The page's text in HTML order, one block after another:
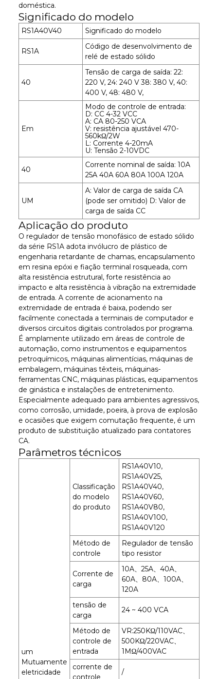
doméstica.
Significado do modelo
RS1A40V40 Significado do modelo
RS1A
Código de desenvolvimento de
relé de estado sólido
40
Tensão de carga de saída: 22:
220 V, 24: 240 V 38: 380 V, 40:
400 V, 48: 480 V,
Em
Modo de controle de entrada:
D: CC 4-32 VCC
A: CA 80-250 VCA
V: resistência ajustável 470-
560kΩ/2W
L: Corrente 4-20mA
U: Tensão 2-10VDC
40
Corrente nominal de saída: 10A
25A 40A 60A 80A 100A 120A
UM
A: Valor de carga de saída CA
(pode ser omitido) D: Valor de
carga de saída CC
Aplicação do produto
O regulador de tensão monofásico de estado sólido
da série RS1A adota invólucro de plástico de
engenharia retardante de chamas, encapsulamento
em resina epóxi e fiação terminal rosqueada, com
alta resistência estrutural, forte resistência ao
impacto e alta resistência à vibração na extremidade
de entrada. A corrente de acionamento na
extremidade de entrada é baixa, podendo ser
facilmente conectada a terminais de computador e
diversos circuitos digitais controlados por programa.
É amplamente utilizado em áreas de controle de
automação, como instrumentos e equipamentos
petroquímicos, máquinas alimentícias, máquinas de
embalagem, máquinas têxteis, máquinas-
ferramentas CNC, máquinas plásticas, equipamentos
de ginástica e instalações de entretenimento.
Especialmente adequado para ambientes agressivos,
como corrosão, umidade, poeira, à prova de explosão
e ocasiões que exigem comutação frequente, é um
produto de substituição atualizado para contatores
CA.
Parâmetros técnicos
um
Mutuamente
eletricidade
Classificação
do modelo
do produto
RS1A40V10,
RS1A40V25,
RS1A40V40,
RS1A40V60,
RS1A40V80,
RS1A40V100,
RS1A40V120
Método de
controle
Regulador de tensão
tipo resistor
Corrente de
carga
10A、25A、40A、
60A、80A、100A、
120A
tensão de
carga
24 ~ 400 VCA
Método de
controle de
entrada
VR:250KΩ/110VAC、
500KΩ/220VAC、
1MΩ/400VAC
corrente de
controle
/